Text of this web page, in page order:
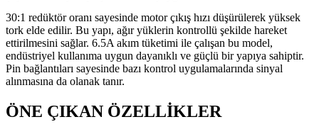
30:1 redüktör oranı sayesinde motor çıkış hızı düşürülerek yüksek
tork elde edilir. Bu yapı, ağır yüklerin kontrollü şekilde hareket
ettirilmesini sağlar. 6.5A akım tüketimi ile çalışan bu model,
endüstriyel kullanıma uygun dayanıklı ve güçlü bir yapıya sahiptir.
Pin bağlantıları sayesinde bazı kontrol uygulamalarında sinyal
alınmasına da olanak tanır.
ÖNE ÇIKAN ÖZELLİKLER